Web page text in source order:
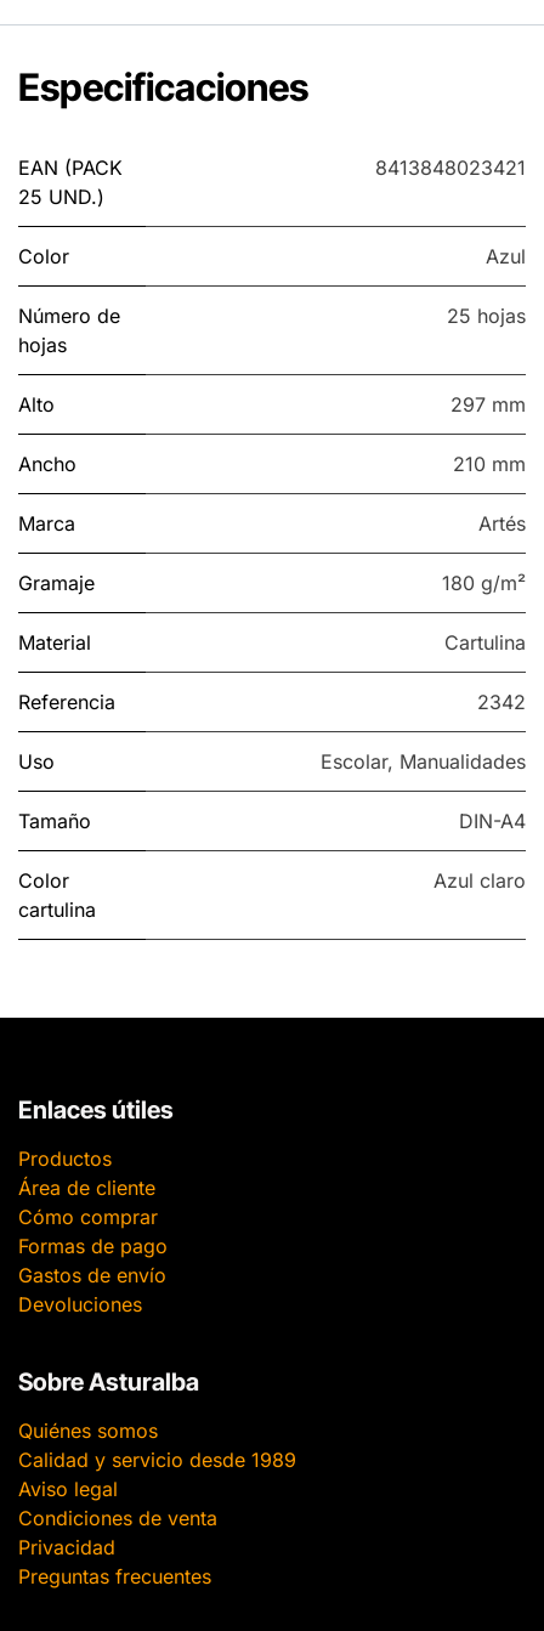
Especificaciones
EAN (PACK
25 UND.)
8413848023421
Color Azul
Número de
hojas
25 hojas
Alto 297 mm
Ancho 210 mm
Marca Artés
Gramaje 180 g/m²
Material Cartulina
Referencia 2342
Uso Escolar, Manualidades
Tamaño DIN-A4
Color
cartulina
Azul claro
Enlaces útiles
Productos
Área de cliente
Cómo comprar
Formas de pago
Gastos de envío
Devoluciones
Sobre Asturalba
Quiénes somos
Calidad y servicio desde 1989
Aviso legal
Condiciones de venta
Privacidad
Preguntas frecuentes